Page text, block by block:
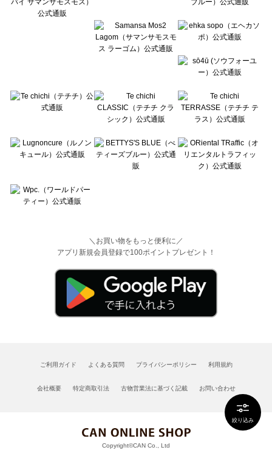
絞り込み
Wpc.（ワールドパーティー）のワンピース一覧
＼お買い物をもっと便利に／
アプリ新規会員登録で100ポイントプレゼント！
ご利用ガイド よくある質問 プライバシーポリシー 利用規約
会社概要 特定商取引法 古物営業法に基づく記載 お問い合わせ
Copyright©CAN Co., Ltd